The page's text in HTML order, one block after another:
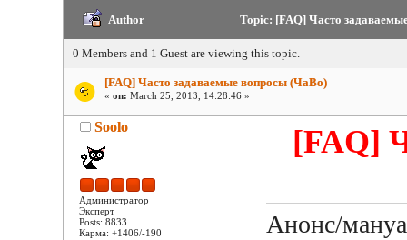
Author Topic: [FAQ] Часто
0 Members and 1 Guest are viewing this topic.
[FAQ] Часто задаваемые вопросы (ЧаВо)
« on: March 25, 2013, 14:28:46 »
Soolo
Администратор
Эксперт
Posts: 8833
Карма: +1406/-190
[FAQ]
Анонс/